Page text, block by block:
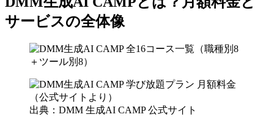
サービスの全体像
出典：DMM 生成AI CAMP 公式サイト